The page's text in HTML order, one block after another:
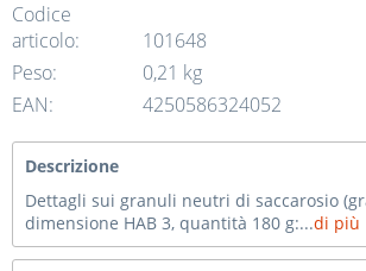
Codice
articolo:
101648
Peso:
0,21 kg
EAN:
4250586324052
Descrizione
Dettagli sui granuli neutri di saccarosio
dimensione HAB 3, quantità 180 g:...di più